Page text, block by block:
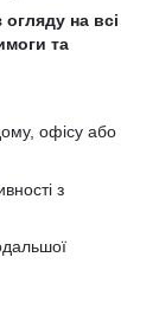
на всі
та
офісу або
з